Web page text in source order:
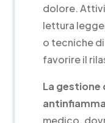
dolore.
lettura
o tecniche
favorire il
La gestione
medico,